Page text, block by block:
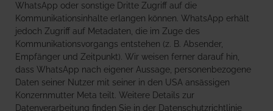
WhatsApp oder sonstige Dritte Zugriff auf die
Kommunikationsinhalte erlangen können. WhatsApp erhält
jedoch Zugriff auf Metadaten, die im Zuge des
Kommunikationsvorgangs entstehen (z. B. Absender,
Empfänger und Zeitpunkt). Wir weisen ferner darauf hin,
dass WhatsApp nach eigener Aussage, personenbezogene
Daten seiner Nutzer mit seiner in den USA ansässigen
Konzernmutter Meta teilt. Weitere Details zur
Datenverarbeitung finden Sie in der Datenschutzrichtlinie